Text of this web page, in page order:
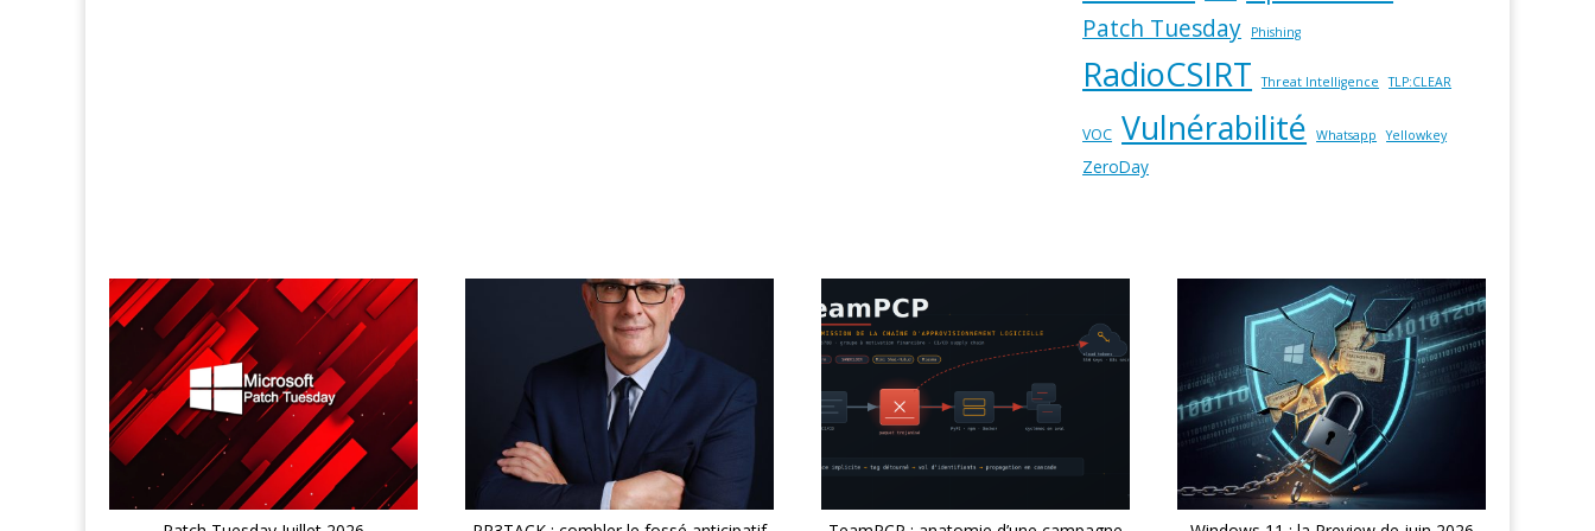
Patch Tuesday Phishing
RadioCSIRT Threat Intelligence TLP:CLEAR
VOC Vulnérabilité Whatsapp Yellowkey
ZeroDay